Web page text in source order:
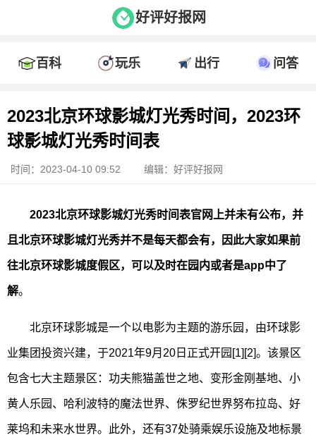
好评好报网
百科 玩乐 出行 问答
2023北京环球影城灯光秀时间，2023环
球影城灯光秀时间表
时间：2023-04-10 09:52 编辑：好评好报网
2023北京环球影城灯光秀时间表官网上并未有公布，并
且 北京环球影城灯光秀并不是每天都会有，因此大家如果前
往北京环球影城度假区，可以及时在园内或者是app中了
解。
北京环球影城是一个以电影为主题的游乐园，由环球影
业集团投资兴建，于2021年9月20日正式开园[1][2]。该景区
包含七大主题景区：功夫熊猫盖世之地、变形金刚基地、小
黄人乐园、哈利波特的魔法世界、侏罗纪世界努布拉岛、好
莱坞和未来水世界。此外，还有37处骑乘娱乐设施及地标景